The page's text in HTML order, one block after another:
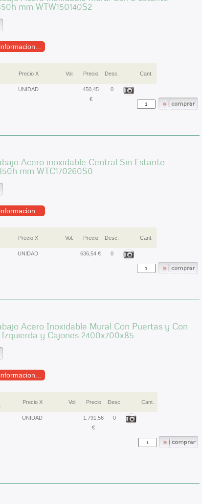
mm WTW150140S2
Precio X Vol. Precio Desc. Cant.
UNIDAD
450,45
€
0
Acero inoxidable Central Sin Estante
mm WTC170260S0
Precio X Vol. Precio Desc. Cant.
UNIDAD 636,54 € 0
Acero Inoxidable Mural Con Puertas y Con
y Cajones 2400x700x85
Precio X Vol. Precio Desc. Cant.
UNIDAD
1.791,56
€
0